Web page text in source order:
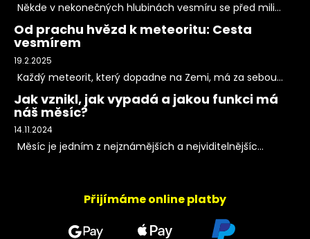
Někde v nekonečných hlubinách vesmíru se před mili...
Od prachu hvězd k meteoritu: Cesta
vesmírem
19.2.2025
Každý meteorit, který dopadne na Zemi, má za sebou...
Jak vznikl, jak vypadá a jakou funkci má
náš měsíc?
14.11.2024
Měsíc je jedním z nejznámějších a nejviditelnějšíc...
Přijímáme online platby